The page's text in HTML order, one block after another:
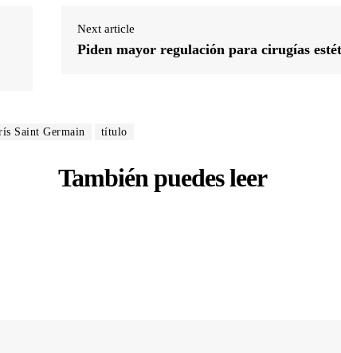
Next article
Piden mayor regulación para cirugías
Saint Germain título
También puedes leer